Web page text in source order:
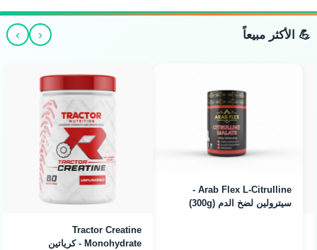
💪 الأكثر مبيعاً ‹
›
Arab Flex L-Citrulline -
سيترولين لضخ الدم (300g)
Tractor Creatine
Monohydrate - كرياتين